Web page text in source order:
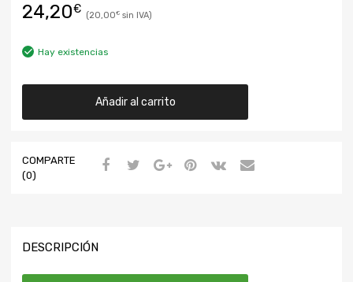
24,20€ 20,00€
Hay existencias
Añadir al carrito
COMPARTE
(0)
DESCRIPCIÓN